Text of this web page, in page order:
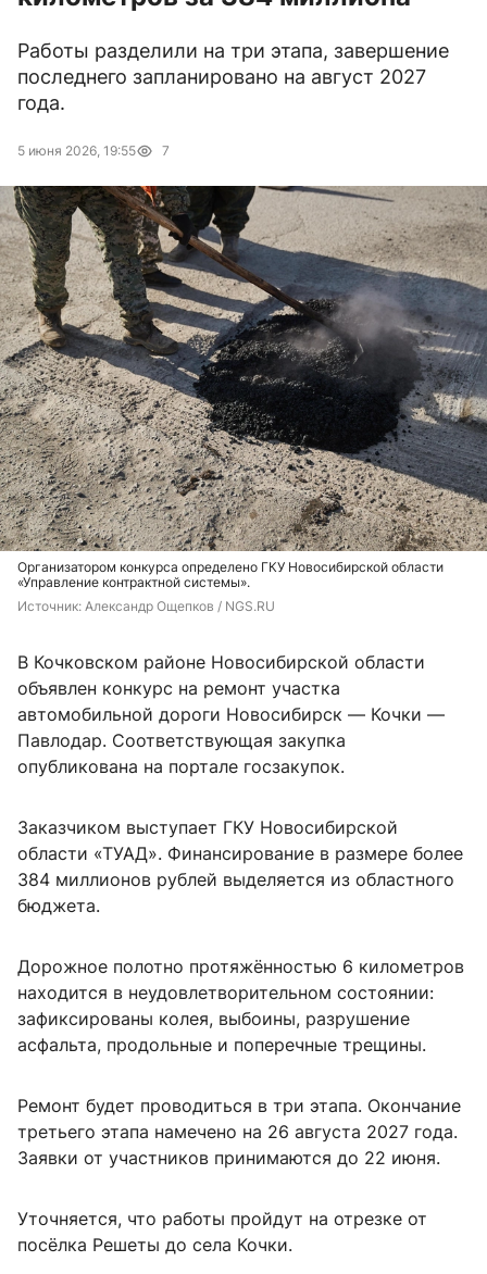
Работы разделили на три этапа, завершение
последнего запланировано на август 2027
года.
5 июня 2026, 19:55 7
Организатором конкурса определено ГКУ Новосибирской области
«Управление контрактной системы».
Источник: Александр Ощепков / NGS.RU
В Кочковском районе Новосибирской области
объявлен конкурс на ремонт участка
автомобильной дороги Новосибирск — Кочки —
Павлодар. Соответствующая закупка
опубликована на портале госзакупок.
Заказчиком выступает ГКУ Новосибирской
области «ТУАД». Финансирование в размере более
384 миллионов рублей выделяется из областного
бюджета.
Дорожное полотно протяжённостью 6 километров
находится в неудовлетворительном состоянии:
зафиксированы колея, выбоины, разрушение
асфальта, продольные и поперечные трещины.
Ремонт будет проводиться в три этапа. Окончание
третьего этапа намечено на 26 августа 2027 года.
Заявки от участников принимаются до 22 июня.
Уточняется, что работы пройдут на отрезке от
посёлка Решеты до села Кочки.